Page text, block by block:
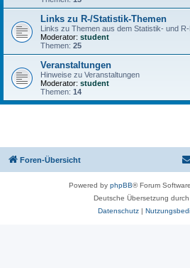
Links zu R-/Statistik-Themen
Links zu Themen aus dem Statistik- und
Moderator: student
Themen: 25
Veranstaltungen
Hinweise zu Veranstaltungen
Moderator: student
Themen: 14
Foren-Übersicht
Powered by phpBB® Forum
Deutsche Übersetzung durch
Datenschutz|